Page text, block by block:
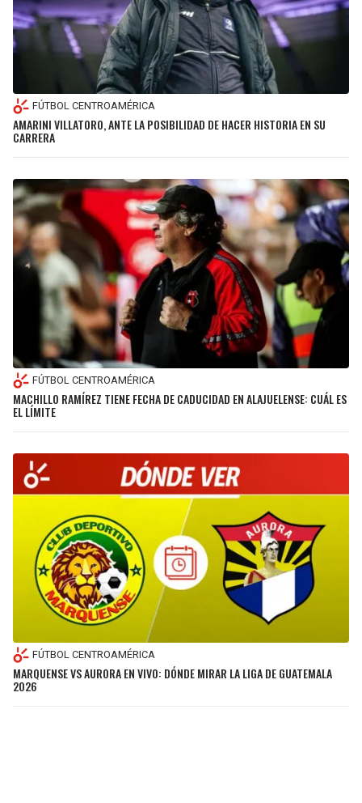
FÚTBOL CENTROAMÉRICA
AMARINI VILLATORO, ANTE LA POSIBILIDAD DE HACER HISTORIA EN SU
CARRERA
FÚTBOL CENTROAMÉRICA
MACHILLO RAMÍREZ TIENE FECHA DE CADUCIDAD EN ALAJUELENSE: CUÁL ES
EL LÍMITE
FÚTBOL CENTROAMÉRICA
MARQUENSE VS AURORA EN VIVO: DÓNDE MIRAR LA LIGA DE GUATEMALA
2026